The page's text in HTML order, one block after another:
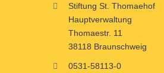
Stiftung St. Thomaehof
Hauptverwaltung
Thomaestr. 11
38118 Braunschweig
0531-58113-0